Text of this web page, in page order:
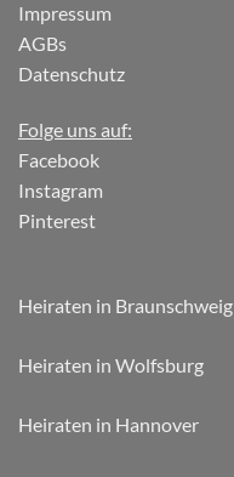
Impressum
AGBs
Datenschutz
Folge uns auf:
Facebook
Instagram
Pinterest
Heiraten in Braunschweig
Heiraten in Wolfsburg
Heiraten in Hannover